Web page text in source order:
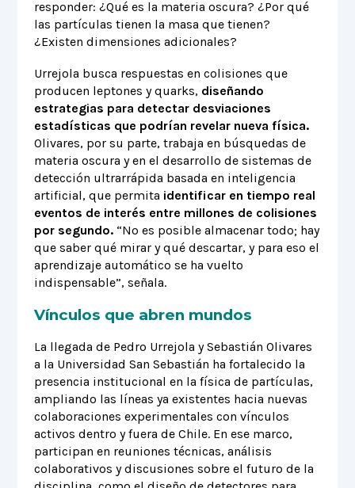
responder: ¿Qué es la materia oscura? ¿Por qué
las partículas tienen la masa que tienen?
¿Existen dimensiones adicionales?
Urrejola busca respuestas en colisiones que
producen leptones y quarks, diseñando
estrategias para detectar desviaciones
estadísticas que podrían revelar nueva física.
Olivares, por su parte, trabaja en búsquedas de
materia oscura y en el desarrollo de sistemas de
detección ultrarrápida basada en inteligencia
artificial, que permita identificar en tiempo real
eventos de interés entre millones de colisiones
por segundo.“No es posible almacenar todo; hay
que saber qué mirar y qué descartar, y para eso el
aprendizaje automático se ha vuelto
indispensable”, señala.
Vínculos que abren mundos
La llegada de Pedro Urrejola y Sebastián Olivares
a la Universidad San Sebastián ha fortalecido la
presencia institucional en la física de partículas,
ampliando las líneas ya existentes hacia nuevas
colaboraciones experimentales con vínculos
activos dentro y fuera de Chile. En ese marco,
participan en reuniones técnicas, análisis
colaborativos y discusiones sobre el futuro de la